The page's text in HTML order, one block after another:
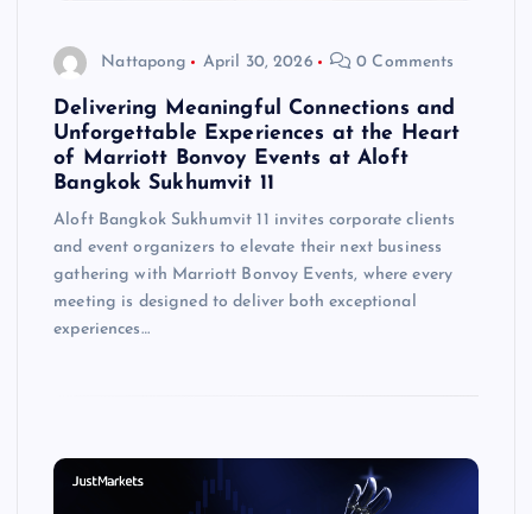
Nattapong April 30, 2026 0 Comments
Delivering Meaningful Connections and
Unforgettable Experiences at the Heart
of Marriott Bonvoy Events at Aloft
Bangkok Sukhumvit 11
Aloft Bangkok Sukhumvit 11 invites corporate clients
and event organizers to elevate their next business
gathering with Marriott Bonvoy Events, where every
meeting is designed to deliver both exceptional
experiences…